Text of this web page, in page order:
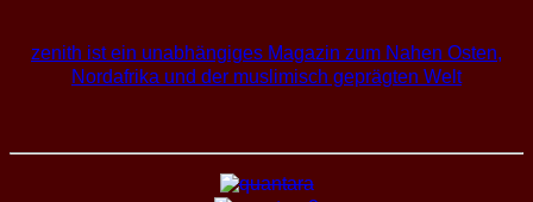
zenith ist ein unabhängiges Magazin zum Nahen Osten,
Nordafrika und der muslimisch geprägten Welt